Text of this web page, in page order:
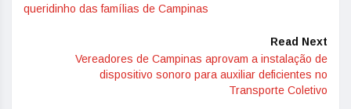
queridinho das famílias de Campinas
Read Next
Vereadores de Campinas aprovam a instalação de
dispositivo sonoro para auxiliar deficientes no
Transporte Coletivo